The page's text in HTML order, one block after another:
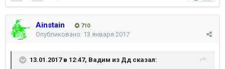
Ainstain 710
Опубликовано: 13 января 2017
13.01.2017 в 12:47, Вадим из Дд сказал: